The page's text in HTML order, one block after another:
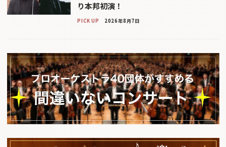
り本邦初演！
PICK UP 2026年8月7日